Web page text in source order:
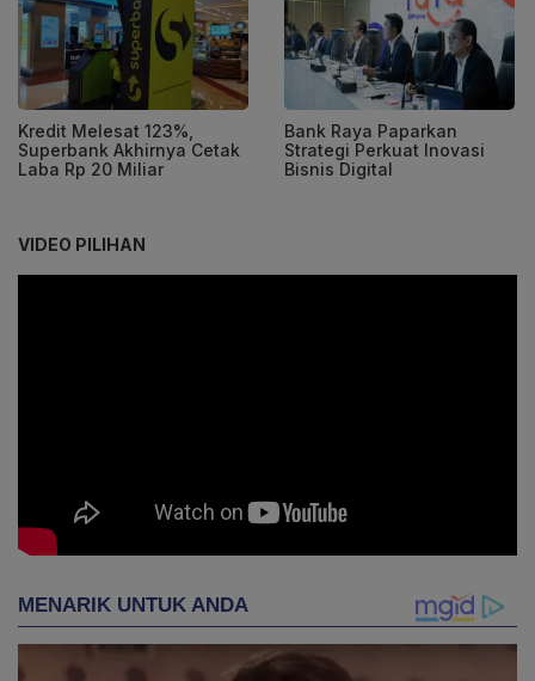
Kredit Melesat 123%,
Superbank Akhirnya Cetak
Laba Rp 20 Miliar
Bank Raya Paparkan
Strategi Perkuat Inovasi
Bisnis Digital
VIDEO PILIHAN